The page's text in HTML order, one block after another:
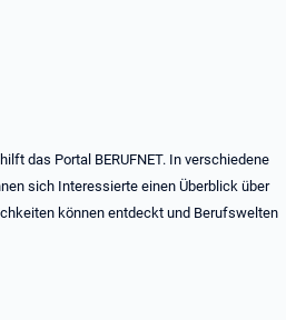
das Portal BERUFNET. In verschiedene
sich Interessierte einen Überblick über
können entdeckt und Berufswelten